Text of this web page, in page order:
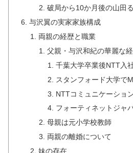
破局から10か月後の山田
与沢翼の実家家族構成
両親の経歴と職業
父親・与沢和紀の華麗な
千葉大学卒業後NTT入
スタンフォード大学で
NTTコミュニケーショ
フォーティネットジャ
母親は元小学校教師
両親の離婚について
妹の存在